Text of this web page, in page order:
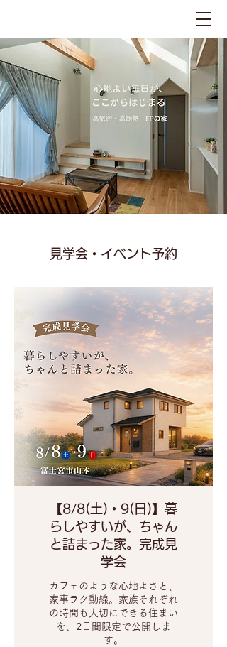
見学会・イベント予約
【8/8(土)・9(日)】暮
らしやすいが、ちゃん
と詰まった家。完成見
学会
カフェのような心地よさと、
家事ラク動線。家族それぞれ
の時間も大切にできる住まい
を、2日間限定で公開しま
す。